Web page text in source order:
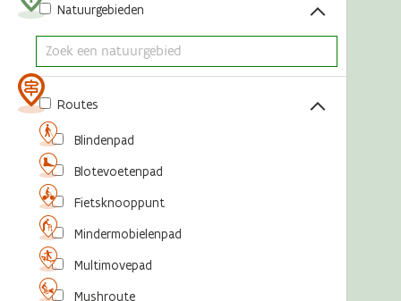
Natuurgebieden
Routes
Blindenpad
Blotevoetenpad
Fietsknooppunt
Mindermobielenpad
Multimovepad
Mushroute